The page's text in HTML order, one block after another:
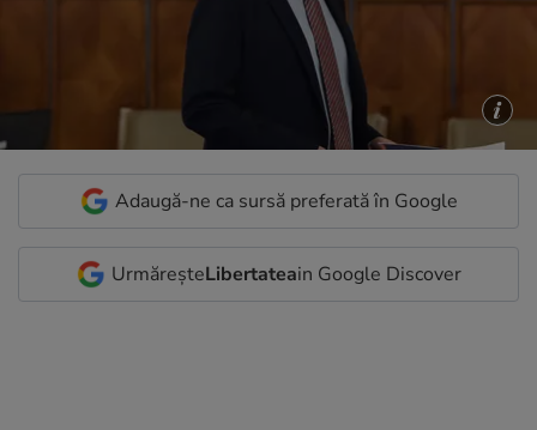
Adaugă-ne ca sursă preferată în Google
UrmăreșteLibertateain Google Discover